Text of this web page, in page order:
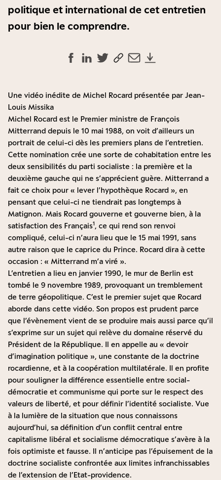
politique et international de cet entretien
pour bien le comprendre.
Une vidéo inédite de Michel Rocard présentée par Jean-
Louis Missika
Michel Rocard est le Premier ministre de François
Mitterrand depuis le 10 mai 1988, on voit d’ailleurs un
portrait de celui-ci dès les premiers plans de l’entretien.
Cette nomination crée une sorte de cohabitation entre les
deux sensibilités du parti socialiste : la première et la
deuxième gauche qui ne s’apprécient guère. Mitterrand a
fait ce choix pour « lever l’hypothèque Rocard », en
pensant que celui-ci ne tiendrait pas longtemps à
Matignon. Mais Rocard gouverne et gouverne bien, à la
satisfaction des Français1, ce qui rend son renvoi
compliqué, celui-ci n’aura lieu que le 15 mai 1991, sans
autre raison que le caprice du Prince. Rocard dira à cette
occasion : « Mitterrand m’a viré ».
L’entretien a lieu en janvier 1990, le mur de Berlin est
tombé le 9 novembre 1989, provoquant un tremblement
de terre géopolitique. C’est le premier sujet que Rocard
aborde dans cette vidéo. Son propos est prudent parce
que l’évènement vient de se produire mais aussi parce qu’il
s’exprime sur un sujet qui relève du domaine réservé du
Président de la République. Il en appelle au « devoir
d’imagination politique », une constante de la doctrine
rocardienne, et à la coopération multilatérale. Il en profite
pour souligner la différence essentielle entre social-
démocratie et communisme qui porte sur le respect des
valeurs de liberté, et pour définir l’identité socialiste. Vue
à la lumière de la situation que nous connaissons
aujourd’hui, sa définition d’un conflit central entre
capitalisme libéral et socialisme démocratique s’avère à la
fois optimiste et fausse. Il n’anticipe pas l’épuisement de la
doctrine socialiste confrontée aux limites infranchissables
de l’extension de l’Etat-providence.